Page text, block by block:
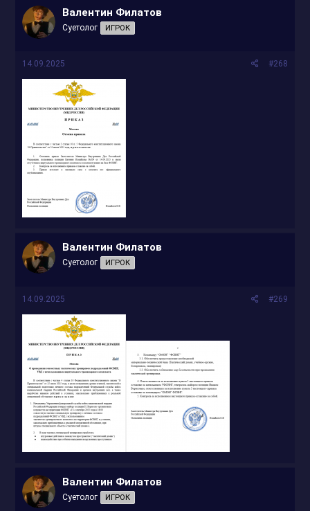
Валентин Филатов
Суетолог ИГРОК
14.09.2025 #268
Валентин Филатов
Суетолог ИГРОК
14.09.2025 #269
Валентин Филатов
Суетолог ИГРОК